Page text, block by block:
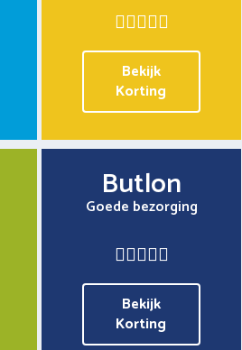
Bekijk
Korting
Butlon
Goede bezorging
Bekijk
Korting